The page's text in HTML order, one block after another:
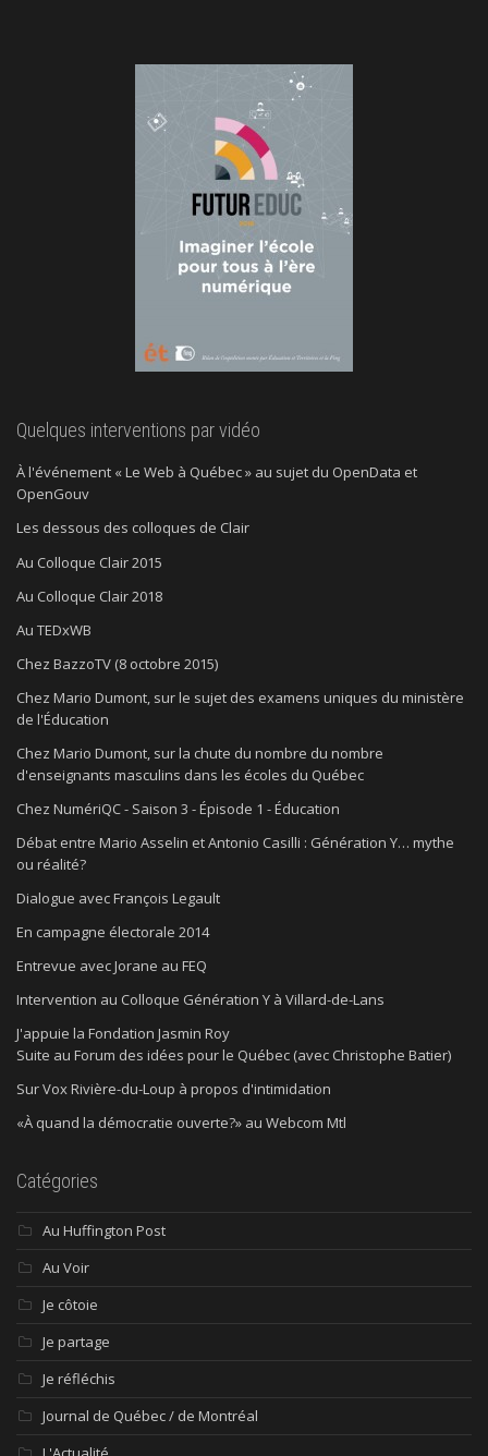
Quelques interventions par vidéo
À l'événement « Le Web à Québec » au sujet du OpenData et
OpenGouv
Les dessous des colloques de Clair
Au Colloque Clair 2015
Au Colloque Clair 2018
Au TEDxWB
Chez BazzoTV (8 octobre 2015)
Chez Mario Dumont, sur le sujet des examens uniques du ministère
de l'Éducation
Chez Mario Dumont, sur la chute du nombre du nombre
d'enseignants masculins dans les écoles du Québec
Chez NumériQC - Saison 3 - Épisode 1 - Éducation
Débat entre Mario Asselin et Antonio Casilli : Génération Y… mythe
ou réalité?
Dialogue avec François Legault
En campagne électorale 2014
Entrevue avec Jorane au FEQ
Intervention au Colloque Génération Y à Villard-de-Lans
J'appuie la Fondation Jasmin Roy
Suite au Forum des idées pour le Québec (avec Christophe Batier)
Sur Vox Rivière-du-Loup à propos d'intimidation
«À quand la démocratie ouverte?» au Webcom Mtl
Catégories
Au Huffington Post
Au Voir
Je côtoie
Je partage
Je réfléchis
Journal de Québec / de Montréal